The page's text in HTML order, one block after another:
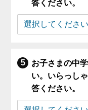
答ください。
お子さまの中
い。いらっし
答ください。